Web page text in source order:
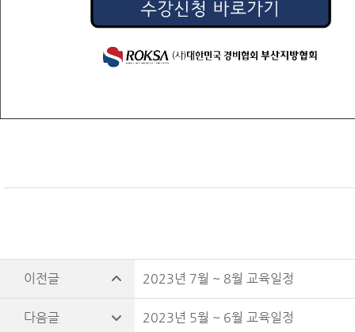
2023년 7월 ~ 8월 교육일정
2023년 5월 ~ 6월 교육일정